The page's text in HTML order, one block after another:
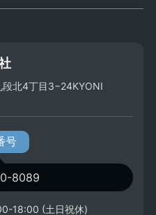
北4丁目3−24KYONI
号
8089
18:00 (土日祝休)